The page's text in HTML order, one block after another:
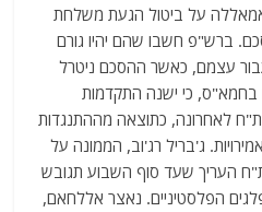
על ביטול הגעת משלחת
ברש"פ חשבו שהם יהיו גורם
עבור עצמם, כאשר ההסכם ניטרל
בחמא"ס, כי ישנה התקדמות
לאחרונה, כתוצאה מההתנגדות
ג'בריל רג'וב, הממונה על
העריך שעד סוף השבוע תגובש
הפלסטיניים. נאצר אללחאם,